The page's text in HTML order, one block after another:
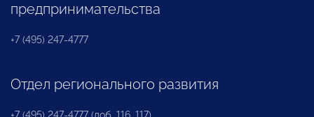
предпринимательства
+7 (495) 247-4777
Отдел регионального развития